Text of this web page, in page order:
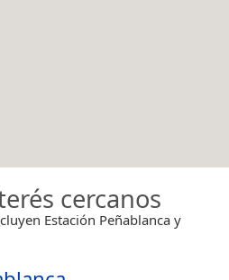
cercanos
Estación Peñablanca y